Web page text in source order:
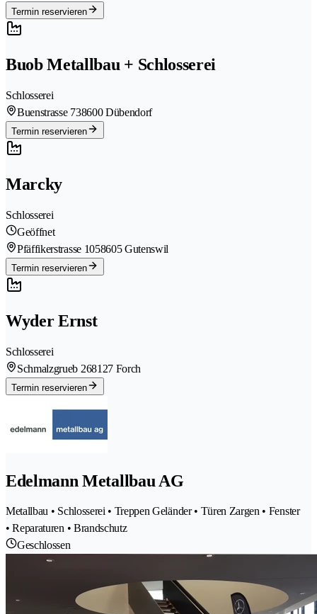
Termin reservieren
Buob Metallbau + Schlosserei
Schlosserei
Buenstrasse 738600 Dübendorf
Termin reservieren
Marcky
Schlosserei
Geöffnet
Pfäffikerstrasse 1058605 Gutenswil
Termin reservieren
Wyder Ernst
Schlosserei
Schmalzgrueb 268127 Forch
Termin reservieren
Edelmann Metallbau AG
Metallbau • Schlosserei • Treppen Geländer • Türen Zargen • Fenster
• Reparaturen • Brandschutz
Geschlossen